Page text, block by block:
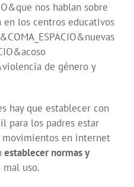
nos hablan sobre
los centros educativos
de género y
hay que establecer con
para los padres estar
en internet
establecer normas y
mal uso.